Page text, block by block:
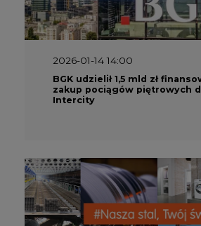
2026-01-14 14:00
BGK udzielił 1,5 mld zł
zakup pociągów piętrowych
Intercity